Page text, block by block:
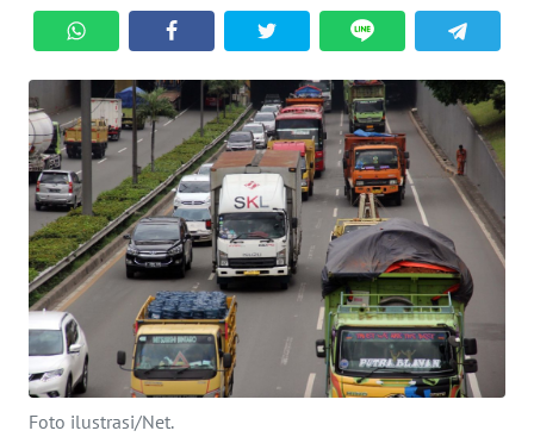
Foto ilustrasi/Net.
SERBA-
SERBI
OPINI
Informasi
INDEKS
BERITA
KONTAK
KAMI
INFO
IKLAN